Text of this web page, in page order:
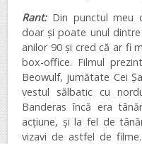
Rant: Din punctul meu
doar și poate unul
anilor 90 și cred că ar fi
box-office. Filmul
Beowulf, jumătate Cei
vestul sălbatic cu
Banderas încă era
acțiune, și la fel de
vizavi de astfel de